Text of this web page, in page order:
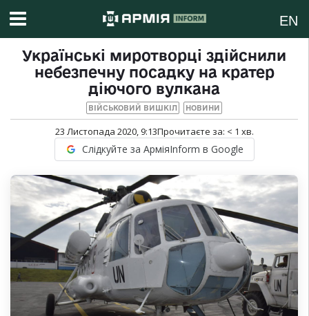
EN
Українські миротворці здійснили
небезпечну посадку на кратер
діючого вулкана
ВІЙСЬКОВИЙ ВИШКІЛ НОВИНИ
23 Листопада 2020, 9:13Прочитаєте за: < 1 хв.
Слідкуйте за АрміяInform в Google